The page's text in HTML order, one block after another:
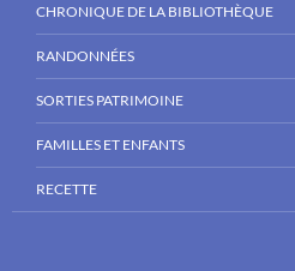
CHRONIQUE DE LA BIBLIOTHÈQUE
RANDONNÉES
SORTIES PATRIMOINE
FAMILLES ET ENFANTS
RECETTE